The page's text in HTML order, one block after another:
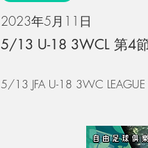
2023年5月11日
5/13 U-18 3WCL 第4
5/13 JFA U-18 3WC